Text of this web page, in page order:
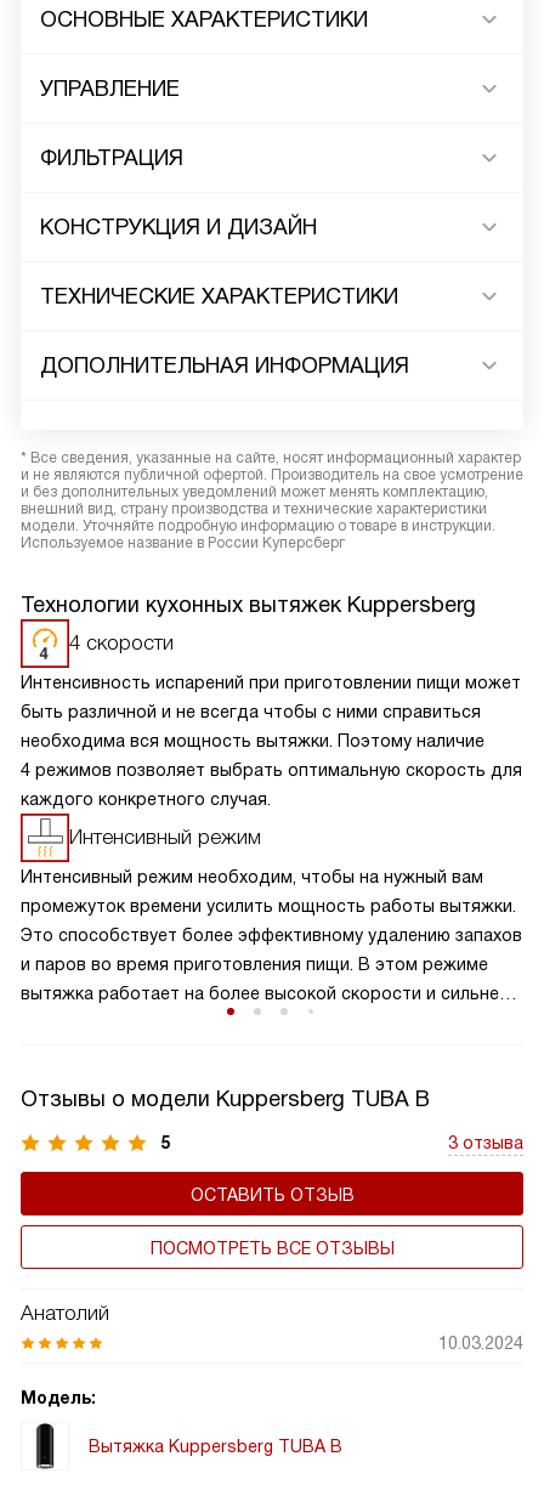
ОСНОВНЫЕ ХАРАКТЕРИСТИКИ
УПРАВЛЕНИЕ
ФИЛЬТРАЦИЯ
КОНСТРУКЦИЯ И ДИЗАЙН
ТЕХНИЧЕСКИЕ ХАРАКТЕРИСТИКИ
ДОПОЛНИТЕЛЬНАЯ ИНФОРМАЦИЯ
* Все сведения, указанные на сайте, носят информационный характер
и не являются публичной офертой. Производитель на свое усмотрение
и без дополнительных уведомлений может менять комплектацию,
внешний вид, страну производства и технические характеристики
модели. Уточняйте подробную информацию о товаре в инструкции.
Используемое название в России Куперсберг
Технологии кухонных вытяжек Kuppersberg
4 скорости
Интенсивность испарений при приготовлении пищи может
быть различной и не всегда чтобы с ними справиться
необходима вся мощность вытяжки. Поэтому наличие
4 режимов позволяет выбрать оптимальную скорость для
каждого конкретного случая.
Интенсивный режим
Интенсивный режим необходим, чтобы на нужный вам
промежуток времени усилить мощность работы вытяжки.
Это способствует более эффективному удалению запахов
и паров во время приготовления пищи. В этом режиме
вытяжка работает на более высокой скорости и сильнее
управления или автоматически, если датчики обнаружат
повышенную концентрацию запахов или паров.
Интенсивный режим незаменим при готовке блюд,
имеющих сильный аромат, или работе с несколькими
конфорками одновременно.
Отзывы о модели Kuppersberg TUBA B
5 3 отзыва
ОСТАВИТЬ ОТЗЫВ
ПОСМОТРЕТЬ ВСЕ ОТЗЫВЫ
Анатолий
10.03.2024
Модель:
Вытяжка Kuppersberg TUBA B